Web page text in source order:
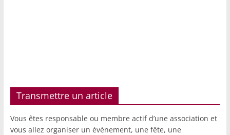
Transmettre un article
Vous êtes responsable ou membre actif d’une association et
vous allez organiser un évènement, une fête, une